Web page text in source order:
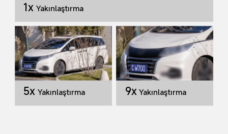
1x Yakınlaştırma
9x Yakınlaştırma
5x Yakınlaştırma